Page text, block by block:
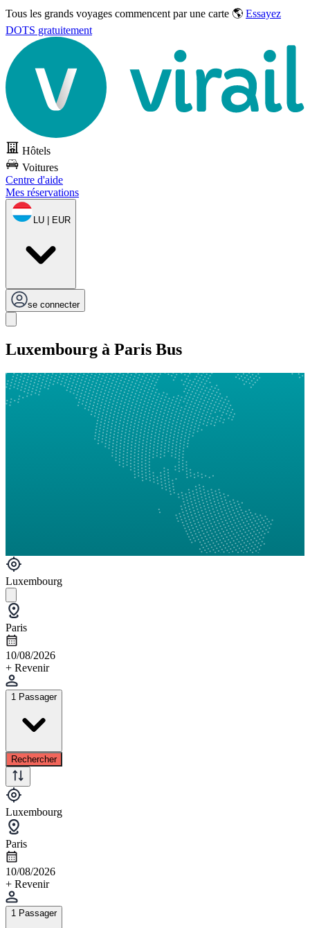
Tous les grands voyages commencent par une carte 🌎 Essayez
DOTS gratuitement
Hôtels
Voitures
Centre d'aide
Mes réservations
LU | EUR
se connecter
Luxembourg à Paris Bus
Luxembourg
Paris
10/08/2026
+ Revenir
1 Passager
Rechercher
Luxembourg
Paris
10/08/2026
+ Revenir
1 Passager